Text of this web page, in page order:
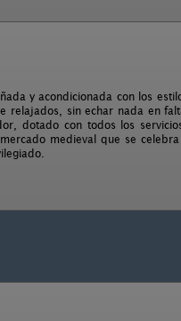
y acondicionada con los
relajados, sin echar nada en
dotado con todos los
medieval que se